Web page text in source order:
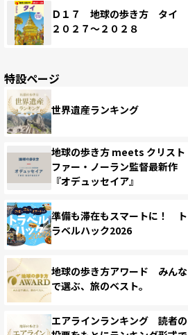
Ｄ１７ 地球の歩き方 タイ
２０２７～２０２８
特設ページ
世界遺産ランキング
地球の歩き方 meets クリスト
ファー・ノーラン監督最新作
『オデュッセイア』
準備も滞在もスマートに！ ト
ラベルハック2026
地球の歩き方アワード みんな
で選ぶ、旅のベスト。
エアラインランキング 読者の